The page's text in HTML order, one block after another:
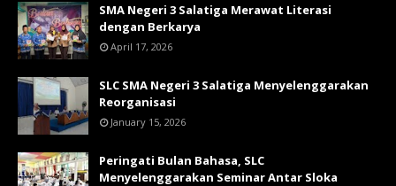
SMA Negeri 3 Salatiga Merawat Literasi
dengan Berkarya
April 17, 2026
SLC SMA Negeri 3 Salatiga Menyelenggarakan
Reorganisasi
January 15, 2026
Peringati Bulan Bahasa, SLC
Menyelenggarakan Seminar Antar Sloka